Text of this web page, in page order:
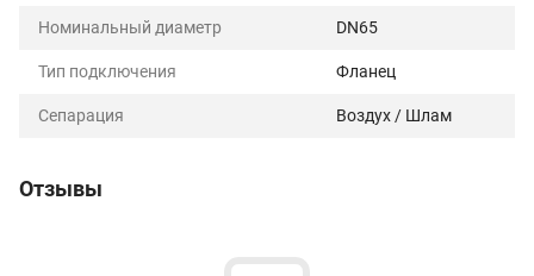
Номинальный диаметр DN65
Тип подключения Фланец
Сепарация Воздух / Шлам
Отзывы